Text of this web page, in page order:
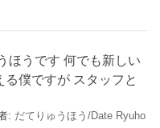
ほうです 何でも新しい
僕ですが スタッフと
: だてりゅうほう/Date Ryuho